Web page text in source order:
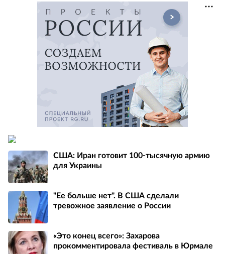
США: Иран готовит 100-тысячную армию
для Украины
"Ее больше нет". В США сделали
тревожное заявление о России
«Это конец всего»: Захарова
прокомментировала фестиваль в Юрмале